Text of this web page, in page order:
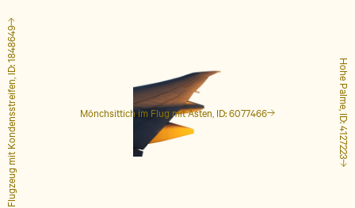
Mönchsittich im Flug mit Ästen, ID: 6077466 Hohe Palme, ID: 4127223
Flugzeug mit Kondensstreifen, ID: 1848649